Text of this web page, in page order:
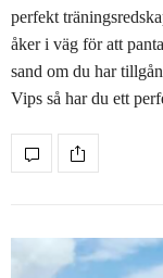
perfekt
åker i väg för att
sand om du har
Vips så har du ett